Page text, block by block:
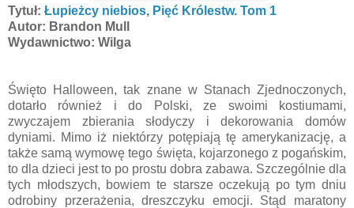
Tytuł: Łupieżcy niebios, Pięć Królestw. Tom 1
Autor: Brandon Mull
Wydawnictwo: Wilga
Święto Halloween, tak znane w Stanach Zjednoczonych,
dotarło również i do Polski, ze swoimi kostiumami,
zwyczajem zbierania słodyczy i dekorowania domów
dyniami. Mimo iż niektórzy potępiają tę amerykanizację, a
także samą wymowę tego święta, kojarzonego z pogańskim,
to dla dzieci jest to po prostu dobra zabawa. Szczególnie dla
tych młodszych, bowiem te starsze oczekują po tym dniu
odrobiny przerażenia, dreszczyku emocji. Stąd maratony